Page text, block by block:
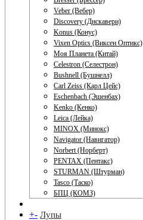
Veber (Вебер)
Discovery (Дискавери)
Konus (Конус)
Vixen Optics (Виксен Оптикс)
Моя Планета (Китай)
Celestron (Селестрон)
Bushnell (Бушнелл)
Carl Zeiss (Карл Цейс)
Eschenbach (Эшенбах)
Kenko (Кенко)
Leica (Лейка)
MINOX (Минокс)
Navigator (Навигатор)
Norbert (Норберт)
PENTAX (Пентакс)
STURMAN (Штурман)
Tasco (Таско)
БПЦ (КОМЗ)
+- Лупы